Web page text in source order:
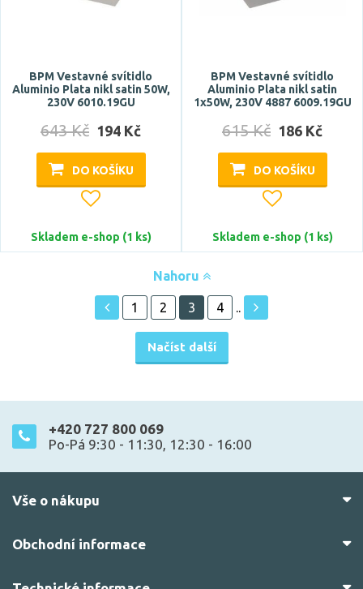
BPM Vestavné svítidlo
Aluminio Plata nikl satin 50W,
230V 6010.19GU
643 Kč 194 Kč
DO KOŠÍKU
Skladem e-shop (1 ks)
BPM Vestavné svítidlo
Aluminio Plata nikl satin
1x50W, 230V 4887 6009.19GU
615 Kč 186 Kč
DO KOŠÍKU
Skladem e-shop (1 ks)
Nahoru
Načíst další
1 2 3 4 ..
+420 727 800 069
Po-Pá 9:30 - 11:30, 12:30 - 16:00
Vše o nákupu
Obchodní informace